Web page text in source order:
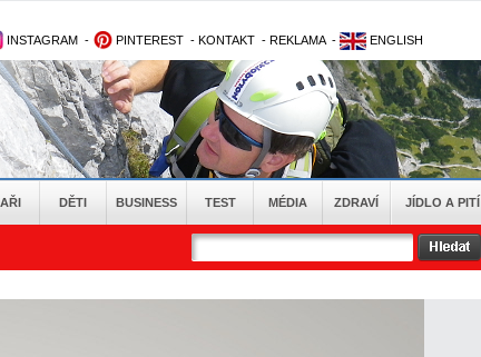
INSTAGRAM - PINTEREST - KONTAKT - REKLAMA - ENGLISH
DĚTI BUSINESS TEST MÉDIA ZDRAVÍ JÍDLO A PITÍ